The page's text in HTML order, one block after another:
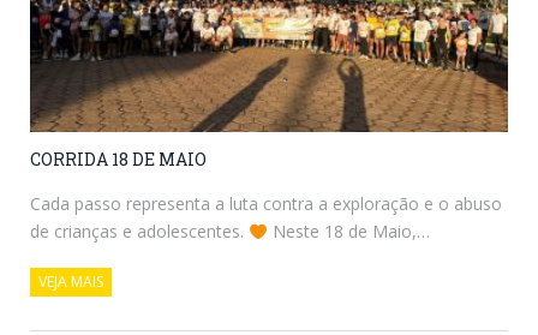
CORRIDA 18 DE MAIO
Cada passo representa a luta contra a exploração e o abuso
de crianças e adolescentes.
Neste 18 de Maio,…
VEJA MAIS